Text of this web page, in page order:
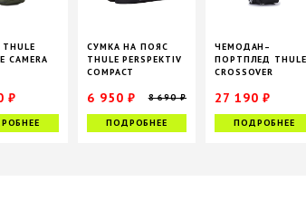
CAMERA
₽
17 400 ₽
СУМКА НА ПОЯС
THULE PERSPEKTIV
COMPACT
6 950 ₽ 8 690 ₽
ПОДРОБНЕЕ
ЧЕМОДАН–
ПОРТПЛЕД THULE
CROSSOVER
27 190 ₽
33 990
ПОДРОБНЕЕ